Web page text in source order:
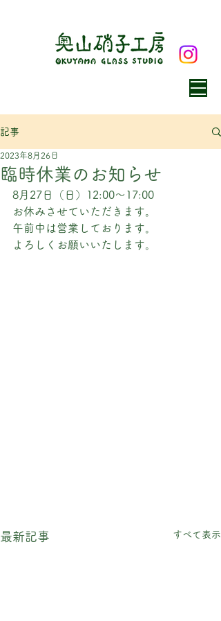
記事
臨時休業のお知らせ
2023年8月26日
8月27日（日）12:00〜17:00
お休みさせていただきます。
午前中は営業しております。
よろしくお願いいたします。
最新記事 すべて表示